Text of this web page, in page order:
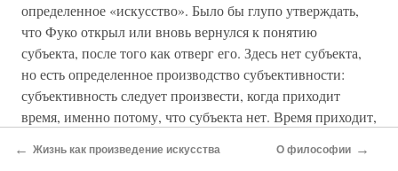
определенное «искусство». Было бы глупо утверждать,
что Фуко открыл или вновь вернулся к понятию
субъекта, после того как отверг его. Здесь нет субъекта,
но есть определенное производство субъективности:
субъективность следует произвести, когда приходит
время, именно потому, что субъекта нет. Время приходит,
стадии вынуждают нас поставить новый вопрос, который
← Жизнь как произведение искусства О философии →